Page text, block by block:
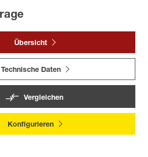
Übersicht
Technische Daten
Vergleichen
Konfigurieren